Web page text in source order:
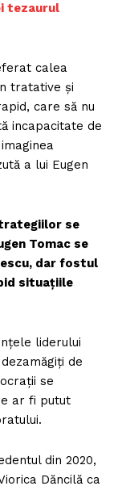
tezaurul
calea
tratative și
care să nu
incapacitate de
a lui Eugen
se
Tomac se
dar fostul
situațiile
liderului
de
se
ar fi putut
din 2020,
Dăncilă ca